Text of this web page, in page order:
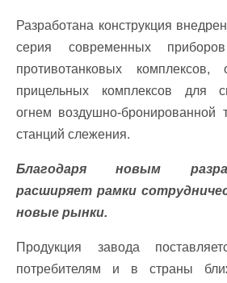
Разработана конструкция
серия современных
противотанковых комплексов,
прицельных комплексов для
огнем воздушно-бронированной
станций слежения.
Благодаря новым
расширяет рамки
новые рынки.
Продукция завода
потребителям и в страны